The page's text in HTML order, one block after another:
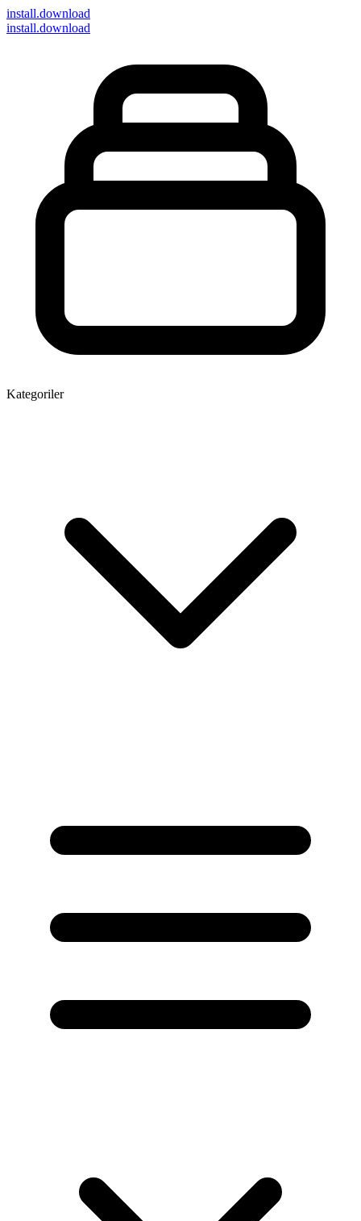
install.download
install.download
Kategoriler